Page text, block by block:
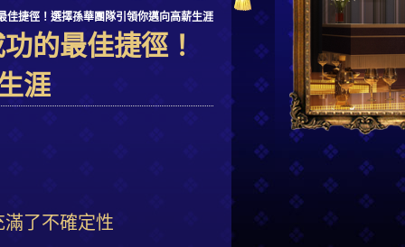
佳捷徑！選擇孫華團隊引領你邁向高薪生涯
的最佳捷徑！
涯
了不確定性